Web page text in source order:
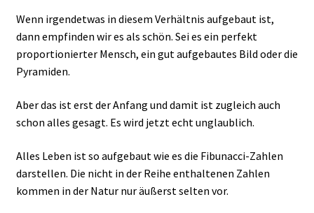
Wenn irgendetwas in diesem Verhältnis aufgebaut ist,
dann empfinden wir es als schön. Sei es ein perfekt
proportionierter Mensch, ein gut aufgebautes Bild oder die
Pyramiden.
Aber das ist erst der Anfang und damit ist zugleich auch
schon alles gesagt. Es wird jetzt echt unglaublich.
Alles Leben ist so aufgebaut wie es die Fibunacci-Zahlen
darstellen. Die nicht in der Reihe enthaltenen Zahlen
kommen in der Natur nur äußerst selten vor.